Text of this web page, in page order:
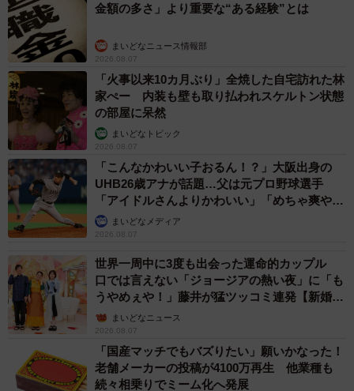
金額の多さ」より重要な“ある経験”とは
まいどなニュース情報部
2026.08.07
「火事以来10カ月ぶり」全焼した自宅訪れた林
家ぺー 内装も壁も取り払われスケルトン状態
の部屋に呆然
まいどなトピック
2026.08.07
「こんなかわいい子おるん！？」大阪出身の
UHB26歳アナが話題…父は元プロ野球選手
「アイドルさんよりかわいい」「めちゃ爽や
か」まいどなメディア
2026.08.07
世界一周中に3度も出会った運命的カップル
口では言えない「ジョージアの熱い夜」に「も
うやめぇや！」藤井が猛ツッコミ連発【新婚さ
ん】まいどなニュース
2026.08.07
「国産マッチでもバズりたい」願いかなった！
老舗メーカーの投稿が4100万再生 他業種も
続々相乗りでミーム化へ発展